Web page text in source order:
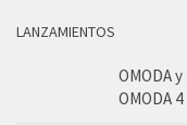
LANZAMIENTOS
OMODA
OMODA 4